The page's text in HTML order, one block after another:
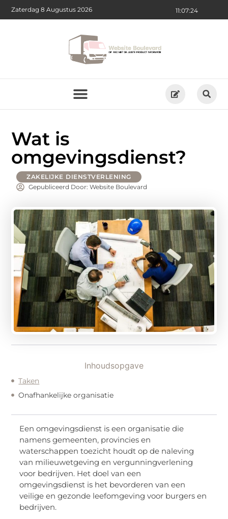
11:07:25
Zaterdag 8 Augustus 2026
Wat is
omgevingsdienst?
ZAKELIJKE DIENSTVERLENING
Gepubliceerd Door: Website Boulevard
Inhoudsopgave
Taken
Onafhankelijke organisatie
Een omgevingsdienst is een organisatie die
namens gemeenten, provincies en
waterschappen toezicht houdt op de naleving
van milieuwetgeving en vergunningverlening
voor bedrijven. Het doel van een
omgevingsdienst is het bevorderen van een
veilige en gezonde leefomgeving voor burgers en
bedrijven.